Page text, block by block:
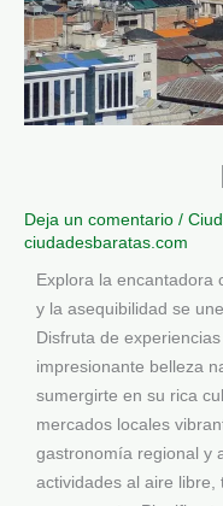
Deja un comentario /
ciudadesbaratas.com
Explora la encantadora
y la asequibilidad se
Disfruta de
impresionante belleza
sumergirte en su rica
mercados locales
gastronomía regional y
actividades al aire libre,